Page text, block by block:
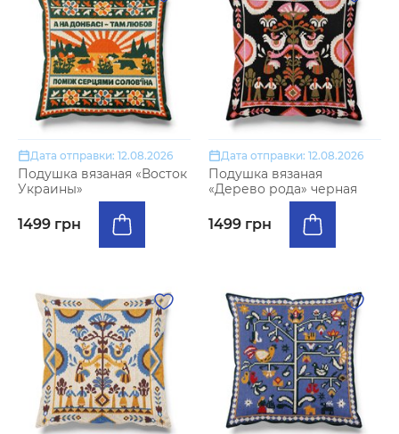
Дата отправки: 12.08.2026
Подушка вязаная «Восток
Украины»
1499 грн
Дата отправки: 12.08.2026
Подушка вязаная
«Дерево рода» черная
1499 грн